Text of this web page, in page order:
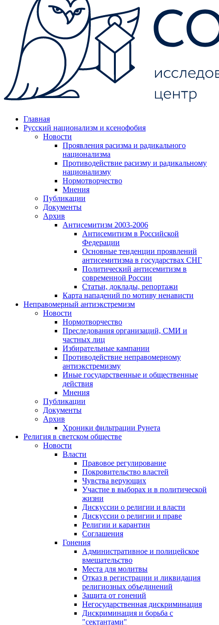
Главная
Русский национализм и ксенофобия
Новости
Проявления расизма и радикального
национализма
Противодействие расизму и радикальному
национализму
Нормотворчество
Мнения
Публикации
Документы
Архив
Антисемитизм 2003-2006
Антисемитизм в Российской
Федерации
Основные тенденции проявлений
антисемитизма в государствах СНГ
Политический антисемитизм в
современной России
Статьи, доклады, репортажи
Карта нападений по мотиву ненависти
Неправомерный антиэкстремизм
Новости
Нормотворчество
Преследования организаций, СМИ и
частных лиц
Избирательные кампании
Противодействие неправомерному
антиэкстремизму
Иные государственные и общественные
действия
Мнения
Публикации
Документы
Архив
Хроники фильтрации Рунета
Религия в светском обществе
Новости
Власти
Правовое регулирование
Покровительство властей
Чувства верующих
Участие в выборах и в политической
жизни
Дискуссии о религии и власти
Дискуссии о религии и праве
Религии и карантин
Соглашения
Гонения
Административное и полицейское
вмешательство
Места для молитвы
Отказ в регистрации и ликвидация
религиозных объединений
Защита от гонений
Негосударственная дискриминация
Дискриминация и борьба с
"сектантами"